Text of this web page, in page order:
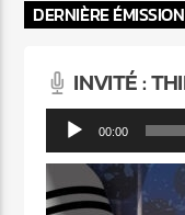
DERNIÈRE ÉMISSION
INVITÉ :
Lecteur 00:00